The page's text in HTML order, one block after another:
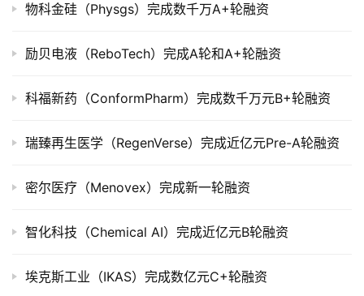
公
上
数
业
院
物科金硅（Physgs）完成数千万A+轮融资
励贝电液（ReboTech）完成A轮和A+轮融资
科福新药（ConformPharm）完成数千万元B+轮融资
瑞臻再生医学（RegenVerse）完成近亿元Pre-A轮融资
密尔医疗（Menovex）完成新一轮融资
智化科技（Chemical AI）完成近亿元B轮融资
埃克斯工业（IKAS）完成数亿元C+轮融资